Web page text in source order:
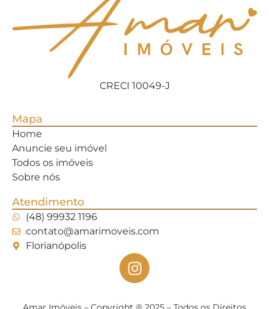
CRECI 10049-J
Mapa
Home
Anuncie seu imóvel
Todos os imóveis
Sobre nós
Atendimento
(48) 99932 1196
contato@amarimoveis.com
Florianópolis